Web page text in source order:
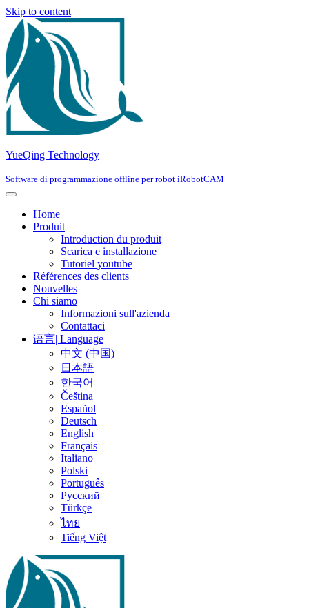
Skip to content
YueQing Technology
Software di programmazione offline per robot iRobotCAM
Home
Produit
Introduction du produit
Scarica e installazione
Tutoriel youtube
Références des clients
Nouvelles
Chi siamo
Informazioni sull'azienda
Contattaci
语言| Language
中文 (中国)
日本語
한국어
Čeština
Español
Deutsch
English
Français
Italiano
Polski
Português
Русский
Türkçe
ไทย
Tiếng Việt